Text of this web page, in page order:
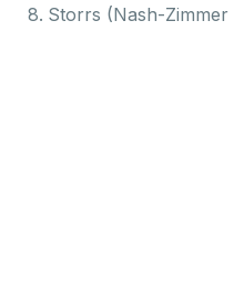
Storrs (Nash-